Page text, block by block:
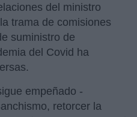
del ministro
trama de comisiones
suministro de
del Covid ha
empeñado -
retorcer la